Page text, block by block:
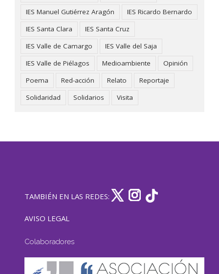
IES Manuel Gutiérrez Aragón
IES Ricardo Bernardo
IES Santa Clara
IES Santa Cruz
IES Valle de Camargo
IES Valle del Saja
IES Valle de Piélagos
Medioambiente
Opinión
Poema
Red-acción Relato
Reportaje
Solidaridad
Solidarios Visita
TAMBIÉN EN LAS REDES:
AVISO LEGAL
Colaboradores